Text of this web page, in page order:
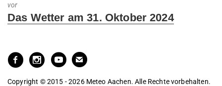
vor
Next
Das Wetter am 31. Oktober 2024
Copyright © 2015 - 2026 Meteo Aachen. Alle Rechte vorbehalten.